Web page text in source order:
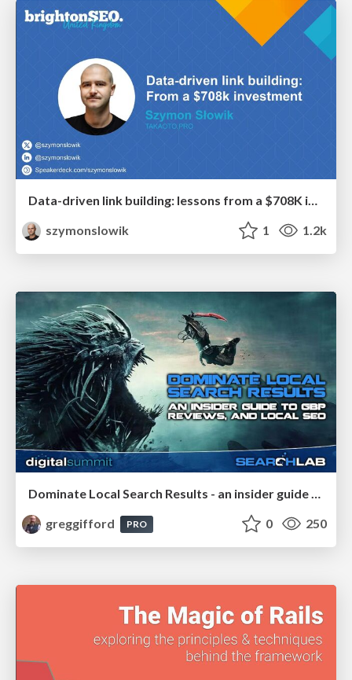
Data-driven link building: lessons from a $708K investment (BrightonSEO talk)
szymonslowik
1 1.2k
Dominate Local Search Results - an insider guide to GBP, reviews, and Local SEO
greggifford
PRO 0 250